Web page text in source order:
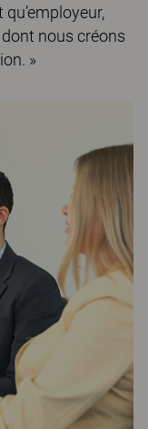
nous créons
»